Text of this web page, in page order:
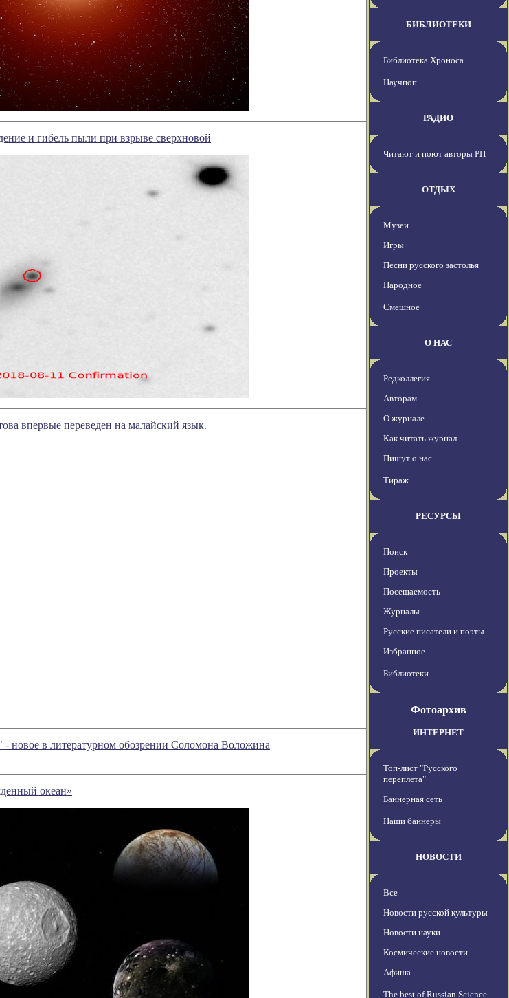
и гибель пыли при взрыве сверхновой
впервые переведен на малайский язык.
новое в литературном обозрении Соломона Воложина
океан»
БИБЛИОТЕКИ
Библиотека Хроноса
Научпоп
РАДИО
Читают и поют авторы РП
ОТДЫХ
Музеи
Игры
Песни русского застолья
Народное
Смешное
О НАС
Редколлегия
Авторам
О журнале
Как читать журнал
Пишут о нас
Тираж
РЕСУРСЫ
Поиск
Проекты
Посещаемость
Журналы
Русские писатели и поэты
Избранное
Библиотеки
Фотоархив
ИНТЕРНЕТ
Топ-лист "Русского
переплета"
Баннерная сеть
Наши баннеры
НОВОСТИ
Все
Новости русской культуры
Новости науки
Космические новости
Афиша
The best of Russian Science